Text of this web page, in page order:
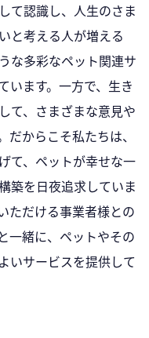
て認識し、人生のさま
と考える人が増える
な多彩なペット関連サ
います。一方で、生き
て、さまざまな意見や
からこそ私たちは、
て、ペットが幸せな一
築を日夜追求していま
ただける事業者様との
一緒に、ペットやその
いサービスを提供して